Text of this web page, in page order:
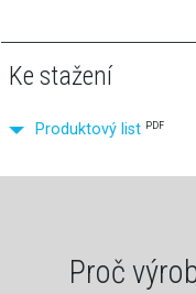
Ke stažení
Produktový list PDF
Proč